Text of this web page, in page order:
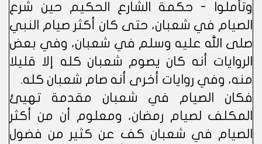
وتأملوا - حكمة الشارع الحكيم حين شرع
الصيام في شعبان، حتى كان أكثر صيام النبي
صلى الله عليه وسلم في شعبان، وفي بعض
الروايات أنه كان يصوم شعبان كله إلا قليلا
منه، وفي روايات أخرى أنه صام شعبان كله.
فكان الصيام في شعبان مقدمة تهيئ
المكلف لصيام رمضان، ومعلوم أن من أكثر
الصيام في شعبان كف عن كثير من فضول